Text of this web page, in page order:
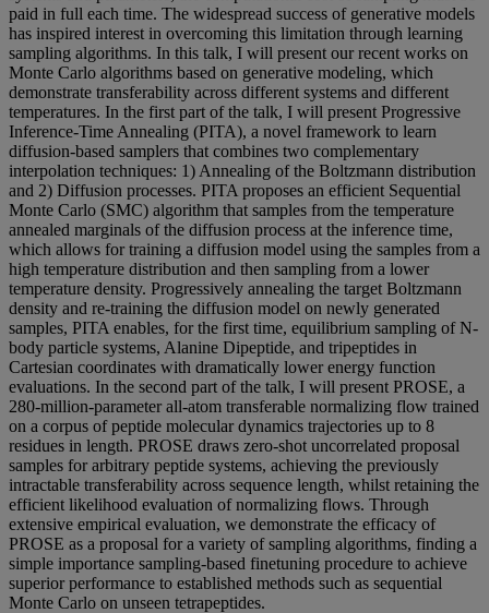
paid in full each time. The widespread success of generative models
has inspired interest in overcoming this limitation through learning
sampling algorithms. In this talk, I will present our recent works on
Monte Carlo algorithms based on generative modeling, which
demonstrate transferability across different systems and different
temperatures. In the first part of the talk, I will present Progressive
Inference-Time Annealing (PITA), a novel framework to learn
diffusion-based samplers that combines two complementary
interpolation techniques: 1) Annealing of the Boltzmann distribution
and 2) Diffusion processes. PITA proposes an efficient Sequential
Monte Carlo (SMC) algorithm that samples from the temperature
annealed marginals of the diffusion process at the inference time,
which allows for training a diffusion model using the samples from a
high temperature distribution and then sampling from a lower
temperature density. Progressively annealing the target Boltzmann
density and re-training the diffusion model on newly generated
samples, PITA enables, for the first time, equilibrium sampling of N-
body particle systems, Alanine Dipeptide, and tripeptides in
Cartesian coordinates with dramatically lower energy function
evaluations. In the second part of the talk, I will present PROSE, a
280-million-parameter all-atom transferable normalizing flow trained
on a corpus of peptide molecular dynamics trajectories up to 8
residues in length. PROSE draws zero-shot uncorrelated proposal
samples for arbitrary peptide systems, achieving the previously
intractable transferability across sequence length, whilst retaining the
efficient likelihood evaluation of normalizing flows. Through
extensive empirical evaluation, we demonstrate the efficacy of
PROSE as a proposal for a variety of sampling algorithms, finding a
simple importance sampling-based finetuning procedure to achieve
superior performance to established methods such as sequential
Monte Carlo on unseen tetrapeptides.